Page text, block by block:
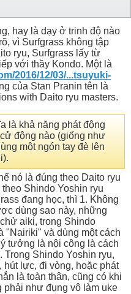
hay là dạy ở trinh độ nào
vì Surfgrass không tập
ryu, Surfgrass lấy từ
với thầy Kondo. Một là
2016/12/03/...tsuyuki-
của Stan Pranin tên là
with Daito ryu masters.
là khả năng phát động
động nào (giống như
một ngón tay đè lên
nó là đúng theo Daito ryu
Shindo Yoshin ryu
đang học, thì 1. Không
dùng sao này, những
aiki, trong Shindo
"Nairiki" và dùng một cách
tưởng là nội công là cách
Shindo Yoshin ryu,
hút lực, đi vòng, hoặc phát
là toàn thân, cũng có khi
phải như đụng vô làm uke